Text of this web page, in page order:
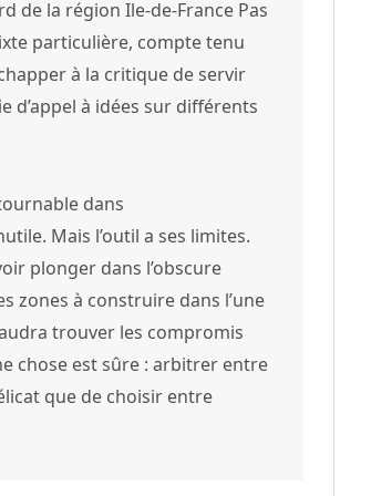
de la région Ile-de-France Pas
particulière, compte tenu
à la critique de servir
d’appel à idées sur différents
dans
Mais l’outil a ses limites.
plonger dans l’obscure
zones à construire dans l’une
trouver les compromis
chose est sûre : arbitrer entre
que de choisir entre